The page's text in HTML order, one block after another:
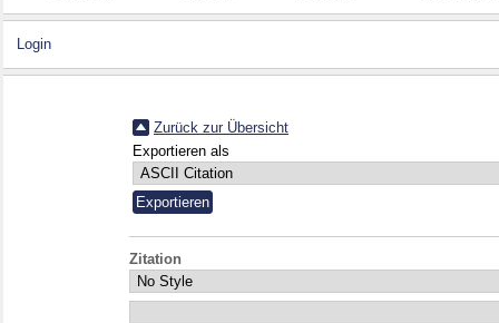
Login
Zurück zur Übersicht
Exportieren als
Zitation